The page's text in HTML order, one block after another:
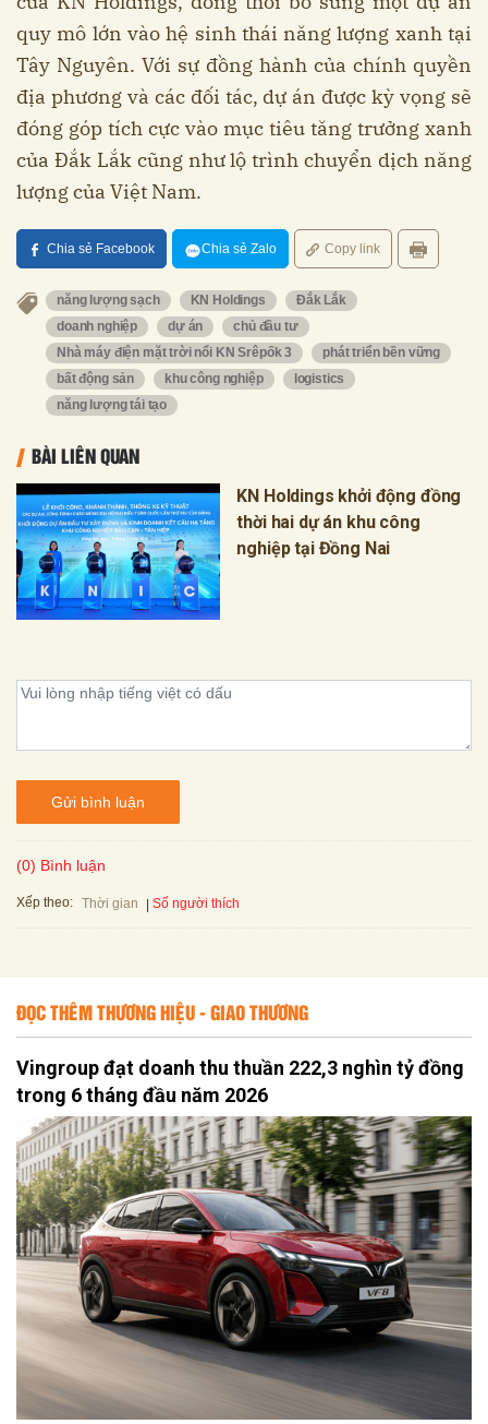
quy mô lớn vào hệ sinh thái năng lượng xanh tại
Tây Nguyên. Với sự đồng hành của chính quyền
địa phương và các đối tác, dự án được kỳ vọng sẽ
đóng góp tích cực vào mục tiêu tăng trưởng xanh
của Đắk Lắk cũng như lộ trình chuyển dịch năng
lượng của Việt Nam.
Chia sẻ Facebook Chia sẻ Zalo Copy link
năng lượng sạch KN Holdings
Đắk Lắk
doanh nghiệp
dự án
chủ đầu tư
Nhà máy điện mặt trời nổi KN Srêpốk 3
phát triển bền vững
bất động sản
khu công nghiệp
logistics
năng lượng tái tạo
BÀI LIÊN QUAN
KN Holdings khởi động đồng
thời hai dự án khu công
nghiệp tại Đồng Nai
Gửi bình luận
(0) Bình luận
Xếp theo: Thời gian Số người thích
ĐỌC THÊM THƯƠNG HIỆU - GIAO THƯƠNG
Vingroup đạt doanh thu thuần 222,3 nghìn tỷ đồng
trong 6 tháng đầu năm 2026